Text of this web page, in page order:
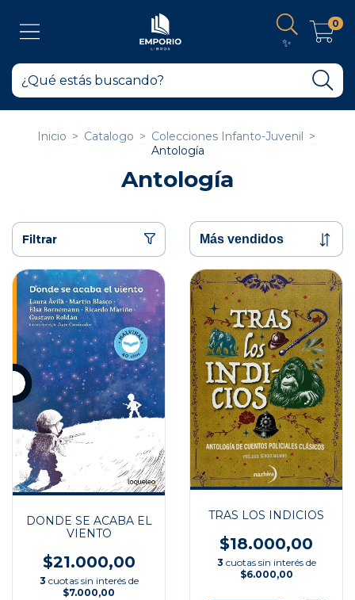
✨
0
Inicio > Catalogo > Colecciones Infanto-Juvenil >
Antología
Antología
Filtrar
DONDE SE ACABA EL
VIENTO
$21.000,00
3 cuotas sin interés de
$7.000,00
TRAS LOS INDICIOS
$18.000,00
3 cuotas sin interés de
$6.000,00